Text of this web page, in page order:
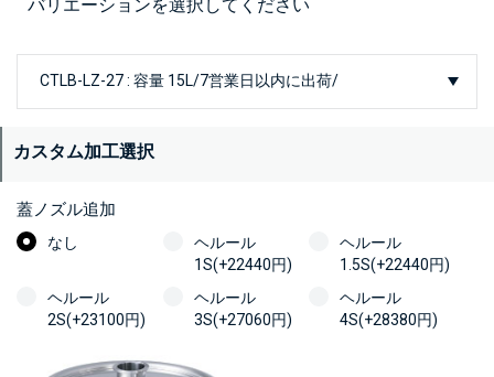
バリエーションを選択してください
カスタム加工選択
蓋ノズル追加
なし
ヘルール
1S(+22440円)
ヘルール
1.5S(+22440円)
ヘルール
2S(+23100円)
ヘルール
3S(+27060円)
ヘルール
4S(+28380円)